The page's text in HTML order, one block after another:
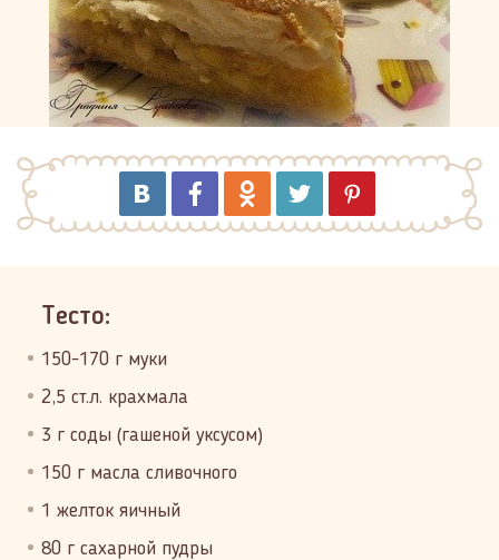
Тесто:
150-170 г муки
2,5 ст.л. крахмала
3 г соды (гашеной уксусом)
150 г масла сливочного
1 желток яичный
80 г сахарной пудры